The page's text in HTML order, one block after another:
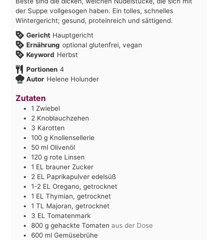
der Suppe vollgesogen haben. Ein tolles, schnelles
Wintergericht; gesund, proteinreich und sättigend.
Gericht Hauptgericht
Ernährung optional glutenfrei, vegan
Keyword Herbst
Portionen 4
Autor Helene Holunder
Zutaten
1 Zwiebel
2 Knoblauchzehen
3 Karotten
100 g Knollensellerie
50 ml Olivenöl
120 g rote Linsen
1 EL brauner Zucker
2 EL Paprikapulver edelsüß
1-2 EL Oregano, getrocknet
1 EL Thymian, getrocknet
1 TL Majoran, getrocknet
3 EL Tomatenmark
800 g gehackte Tomaten aus der Dose
600 ml Gemüsebrühe